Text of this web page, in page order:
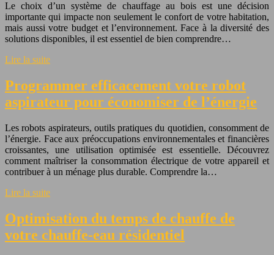
Le choix d’un système de chauffage au bois est une décision
importante qui impacte non seulement le confort de votre habitation,
mais aussi votre budget et l’environnement. Face à la diversité des
solutions disponibles, il est essentiel de bien comprendre…
Lire la suite
Programmer efficacement votre robot
aspirateur pour économiser de l’énergie
Les robots aspirateurs, outils pratiques du quotidien, consomment de
l’énergie. Face aux préoccupations environnementales et financières
croissantes, une utilisation optimisée est essentielle. Découvrez
comment maîtriser la consommation électrique de votre appareil et
contribuer à un ménage plus durable. Comprendre la…
Lire la suite
Optimisation du temps de chauffe de
votre chauffe-eau résidentiel